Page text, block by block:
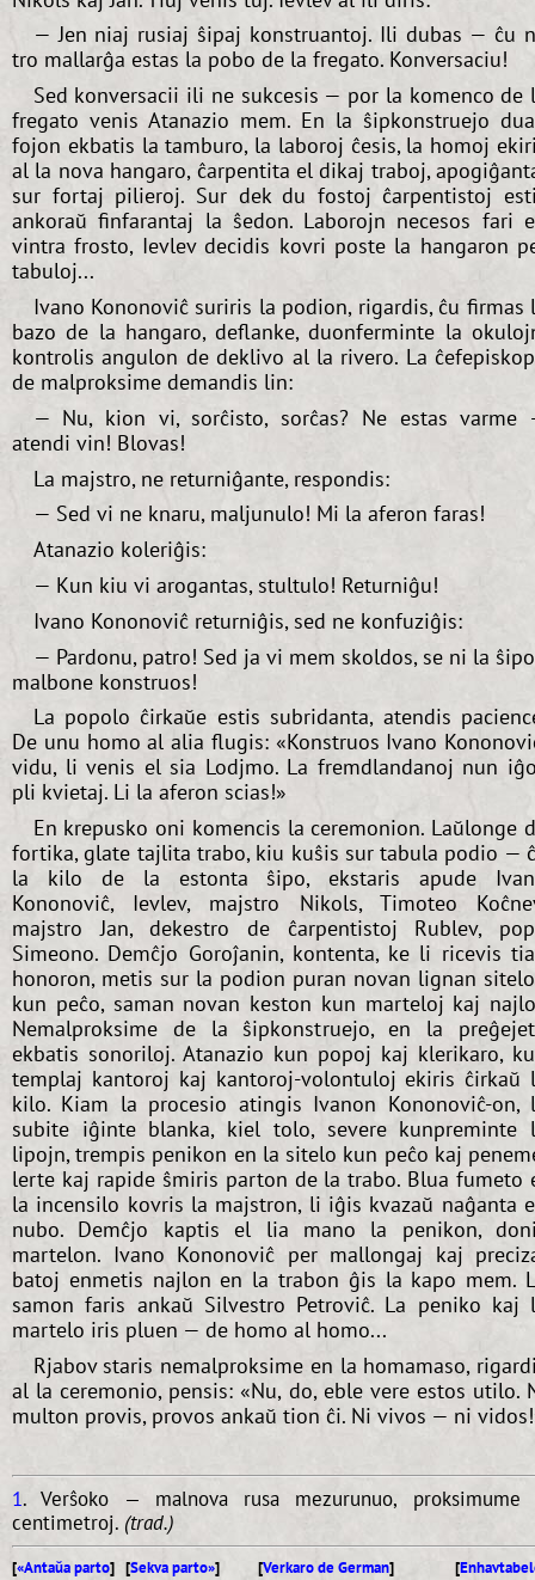
— Jen niaj rusiaj ŝipaj konstruantoj. Ili dubas — ĉu
tro mallarĝa estas la pobo de la fregato. Konversaciu!
Sed konversacii ili ne sukcesis — por la komenco de
fregato venis Atanazio mem. En la ŝipkonstruejo
fojon ekbatis la tamburo, la laboroj ĉesis, la homoj
al la nova hangaro, ĉarpentita el dikaj traboj,
sur fortaj pilieroj. Sur dek du fostoj ĉarpentistoj
ankoraŭ finfarantaj la ŝedon. Laborojn necesos fari
vintra frosto, Ievlev decidis kovri poste la hangaron
tabuloj...
Ivano Kononoviĉ suriris la podion, rigardis, ĉu firmas
bazo de la hangaro, deflanke, duonferminte la
kontrolis angulon de deklivo al la rivero. La
de malproksime demandis lin:
— Nu, kion vi, sorĉisto, sorĉas? Ne estas varme
atendi vin! Blovas!
La majstro, ne returniĝante, respondis:
— Sed vi ne knaru, maljunulo! Mi la aferon faras!
Atanazio koleriĝis:
— Kun kiu vi arogantas, stultulo! Returniĝu!
Ivano Kononoviĉ returniĝis, sed ne konfuziĝis:
— Pardonu, patro! Sed ja vi mem skoldos, se ni la
malbone konstruos!
La popolo ĉirkaŭe estis subridanta, atendis
De unu homo al alia flugis: «Konstruos Ivano
vidu, li venis el sia Lodjmo. La fremdlandanoj nun
pli kvietaj. Li la aferon scias!»
En krepusko oni komencis la ceremonion. Laŭlonge
fortika, glate tajlita trabo, kiu kuŝis sur tabula podio —
la kilo de la estonta ŝipo, ekstaris apude
Kononoviĉ, Ievlev, majstro Nikols, Timoteo
majstro Jan, dekestro de ĉarpentistoj Rublev,
Simeono. Demĉjo Goroĵanin, kontenta, ke li ricevis
honoron, metis sur la podion puran novan lignan
kun peĉo, saman novan keston kun marteloj kaj
Nemalproksime de la ŝipkonstruejo, en la
ekbatis sonoriloj. Atanazio kun popoj kaj klerikaro,
templaj kantoroj kaj kantoroj-volontuloj ekiris ĉirkaŭ
kilo. Kiam la procesio atingis Ivanon Kononoviĉ-on,
subite iĝinte blanka, kiel tolo, severe kunpreminte
lipojn, trempis penikon en la sitelo kun peĉo kaj
lerte kaj rapide ŝmiris parton de la trabo. Blua fumeto
la incensilo kovris la majstron, li iĝis kvazaŭ naĝanta
nubo. Demĉjo kaptis el lia mano la penikon,
martelon. Ivano Kononoviĉ per mallongaj kaj
batoj enmetis najlon en la trabon ĝis la kapo mem.
samon faris ankaŭ Silvestro Petroviĉ. La peniko kaj
martelo iris pluen — de homo al homo...
Rjabov staris nemalproksime en la homamaso,
al la ceremonio, pensis: «Nu, do, eble vere estos utilo.
multon provis, provos ankaŭ tion ĉi. Ni vivos — ni
1. Verŝoko — malnova rusa mezurunuo, proksimume
centimetroj. (trad.)
[«Antaŭa parto] [Sekva parto»] [Verkaro de German] [